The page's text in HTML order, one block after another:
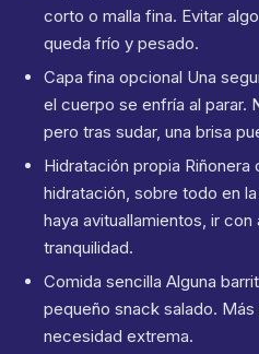
corto o malla fina. Evitar
queda frío y pesado.
Capa fina opcional Una
el cuerpo se enfría al parar.
pero tras sudar, una brisa
Hidratación propia
hidratación, sobre todo en
haya avituallamientos, ir
tranquilidad.
Comida sencilla Alguna
pequeño snack salado.
necesidad extrema.